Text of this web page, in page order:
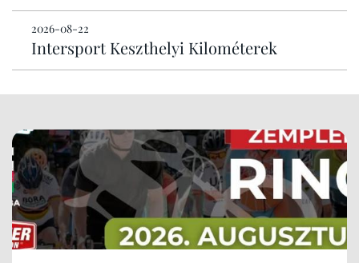
2026-08-22
Intersport Keszthelyi Kilométerek